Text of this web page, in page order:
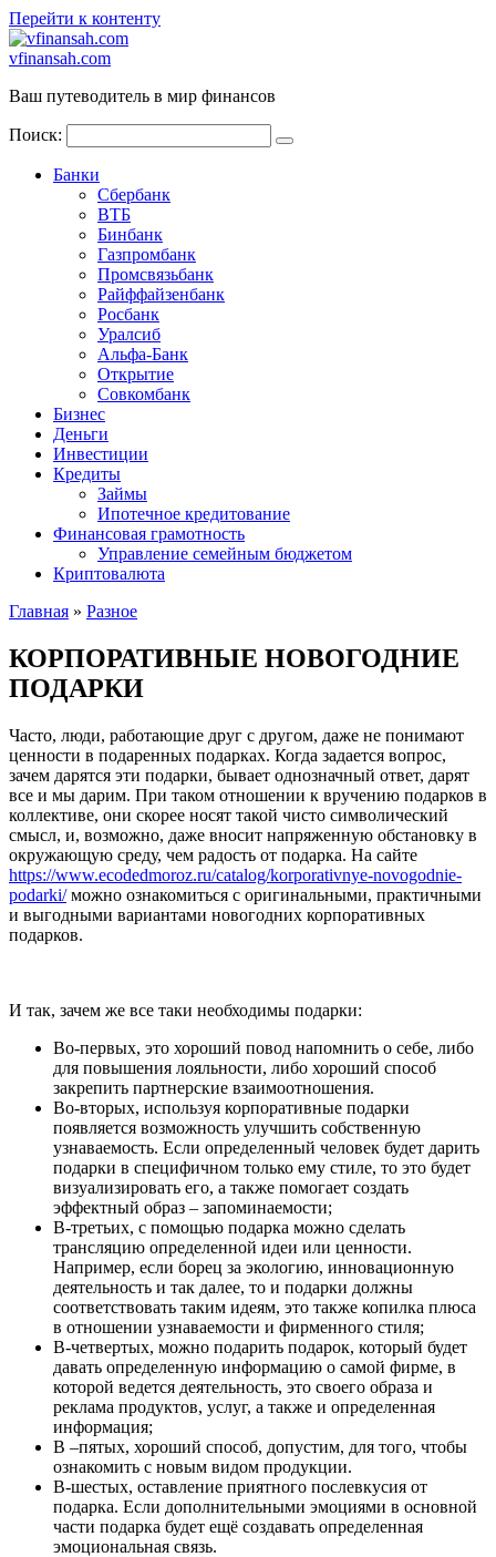
Перейти к контенту
vfinansah.com
Ваш путеводитель в мир финансов
Поиск:
Банки
Сбербанк
ВТБ
Бинбанк
Газпромбанк
Промсвязьбанк
Райффайзенбанк
Росбанк
Уралсиб
Альфа-Банк
Открытие
Совкомбанк
Бизнес
Деньги
Инвестиции
Кредиты
Займы
Ипотечное кредитование
Финансовая грамотность
Управление семейным бюджетом
Криптовалюта
Главная » Разное
КОРПОРАТИВНЫЕ НОВОГОДНИЕ
ПОДАРКИ
Часто, люди, работающие друг с другом, даже не понимают
ценности в подаренных подарках. Когда задается вопрос,
зачем дарятся эти подарки, бывает однозначный ответ, дарят
все и мы дарим. При таком отношении к вручению подарков в
коллективе, они скорее носят такой чисто символический
смысл, и, возможно, даже вносит напряженную обстановку в
окружающую среду, чем радость от подарка. На сайте
https://www.ecodedmoroz.ru/catalog/korporativnye-novogodnie-
podarki/можно ознакомиться с оригинальными, практичными
и выгодными вариантами новогодних корпоративных
подарков.
И так, зачем же все таки необходимы подарки:
Во-первых, это хороший повод напомнить о себе, либо
для повышения лояльности, либо хороший способ
закрепить партнерские взаимоотношения.
Во-вторых, используя корпоративные подарки
появляется возможность улучшить собственную
узнаваемость. Если определенный человек будет дарить
подарки в специфичном только ему стиле, то это будет
визуализировать его, а также помогает создать
эффектный образ – запоминаемости;
В-третьих, с помощью подарка можно сделать
трансляцию определенной идеи или ценности.
Например, если борец за экологию, инновационную
деятельность и так далее, то и подарки должны
соответствовать таким идеям, это также копилка плюса
в отношении узнаваемости и фирменного стиля;
В-четвертых, можно подарить подарок, который будет
давать определенную информацию о самой фирме, в
которой ведется деятельность, это своего образа и
реклама продуктов, услуг, а также и определенная
информация;
В –пятых, хороший способ, допустим, для того, чтобы
ознакомить с новым видом продукции.
В-шестых, оставление приятного послевкусия от
подарка. Если дополнительными эмоциями в основной
части подарка будет ещё создавать определенная
эмоциональная связь.